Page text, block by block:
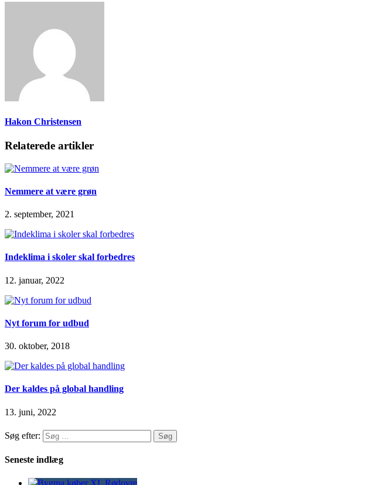
Hakon Christensen
Relaterede artikler
Nemmere at være grøn
2. september, 2021
Indeklima i skoler skal forbedres
12. januar, 2022
Nyt forum for udbud
30. oktober, 2018
Der kaldes på global handling
13. juni, 2022
Søg efter:
Seneste indlæg